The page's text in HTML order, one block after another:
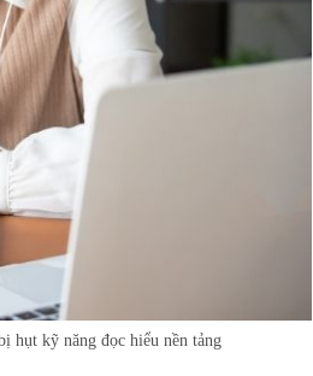
hụt kỹ năng đọc hiểu nền tảng